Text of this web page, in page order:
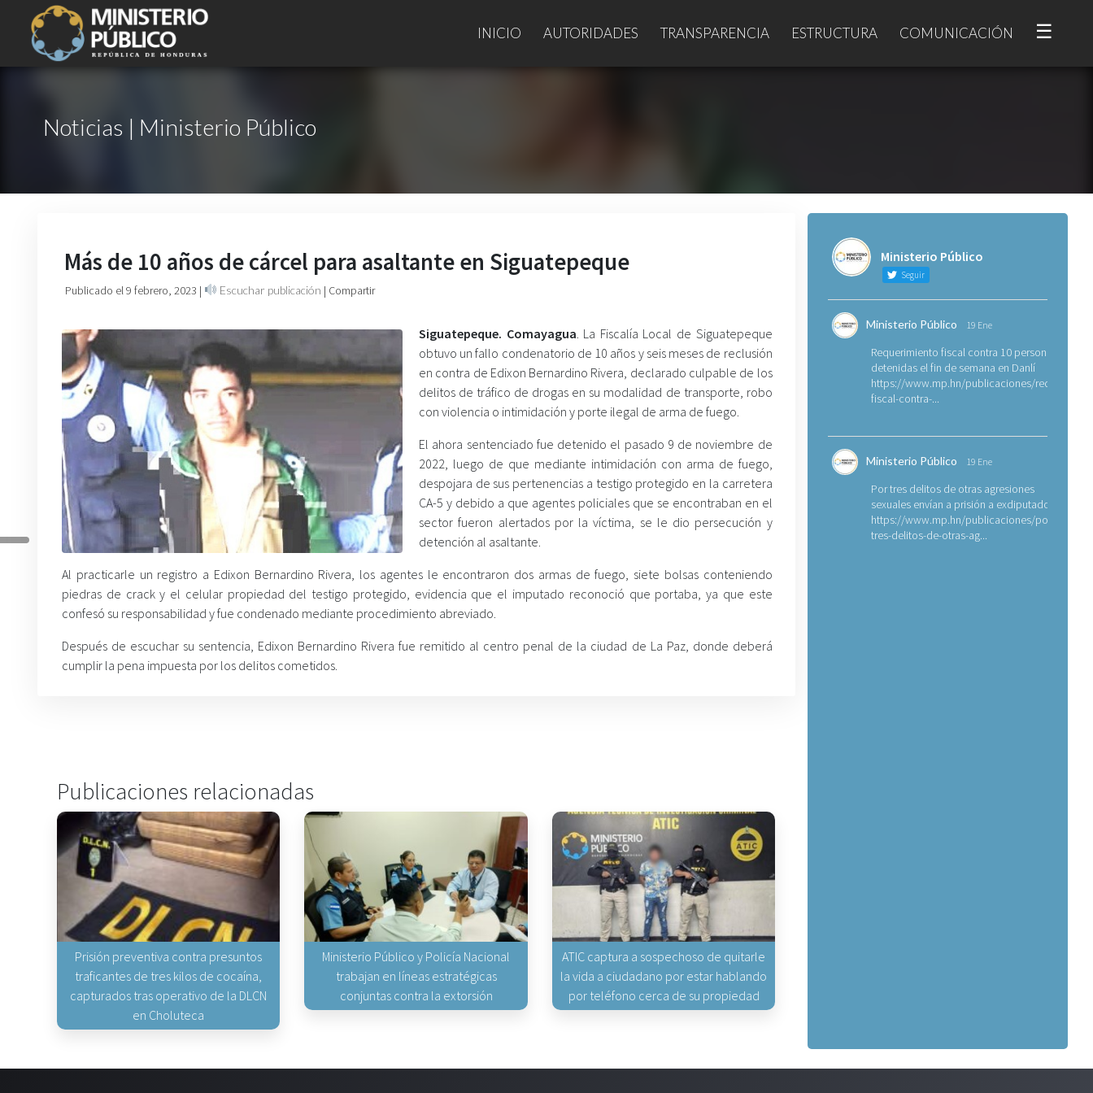
INICIO AUTORIDADES TRANSPARENCIA ESTRUCTURA COMUNICACIÓN ☰
Noticias | Ministerio Público
Más de 10 años de cárcel para asaltante en Siguatepeque
Publicado el 9 febrero, 2023 | Escuchar publicación | Compartir
Siguatepeque. Comayagua. La Fiscalía Local de Siguatepeque
obtuvo un fallo condenatorio de 10 años y seis meses de reclusión
en contra de Edixon Bernardino Rivera, declarado culpable de los
delitos de tráfico de drogas en su modalidad de transporte, robo
con violencia o intimidación y porte ilegal de arma de fuego.
El ahora sentenciado fue detenido el pasado 9 de noviembre de
2022, luego de que mediante intimidación con arma de fuego,
despojara de sus pertenencias a testigo protegido en la carretera
CA-5 y debido a que agentes policiales que se encontraban en el
sector fueron alertados por la víctima, se le dio persecución y
detención al asaltante.
Al practicarle un registro a Edixon Bernardino Rivera, los agentes le encontraron dos armas de fuego, siete bolsas conteniendo
piedras de crack y el celular propiedad del testigo protegido, evidencia que el imputado reconoció que portaba, ya que este
confesó su responsabilidad y fue condenado mediante procedimiento abreviado.
Después de escuchar su sentencia, Edixon Bernardino Rivera fue remitido al centro penal de la ciudad de La Paz, donde deberá
cumplir la pena impuesta por los delitos cometidos.
Publicaciones relacionadas
Prisión preventiva contra presuntos
traficantes de tres kilos de cocaína,
capturados tras operativo de la DLCN
en Choluteca
Ministerio Público y Policía Nacional
trabajan en líneas estratégicas
conjuntas contra la extorsión
ATIC captura a sospechoso de quitarle
la vida a ciudadano por estar hablando
por teléfono cerca de su propiedad
Ministerio Público
Seguir
Ministerio Público 19 Ene
Requerimiento fiscal contra 10 personas
detenidas el fin de semana en Danlí
https://www.mp.hn/publicaciones/
fiscal-contra-...
Ministerio Público 19 Ene
Por tres delitos de otras agresiones
sexuales envían a prisión a exdiputado
https://www.mp.hn/publicaciones/por-
tres-delitos-de-otras-ag...